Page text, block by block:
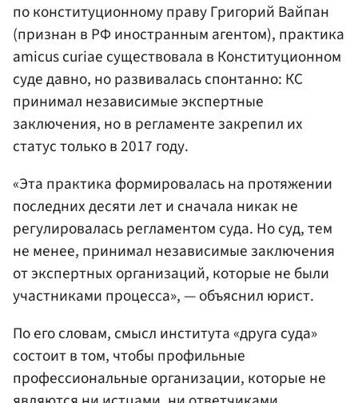
по конституционному праву Григорий Вайпан
(признан в РФ иностранным агентом), практика
amicus curiae существовала в Конституционном
суде давно, но развивалась спонтанно: КС
принимал независимые экспертные
заключения, но в регламенте закрепил их
статус только в 2017 году.
«Эта практика формировалась на протяжении
последних десяти лет и сначала никак не
регулировалась регламентом суда. Но суд, тем
не менее, принимал независимые заключения
от экспертных организаций, которые не были
участниками процесса», — объяснил юрист.
По его словам, смысл института «друга суда»
состоит в том, чтобы профильные
профессиональные организации, которые не